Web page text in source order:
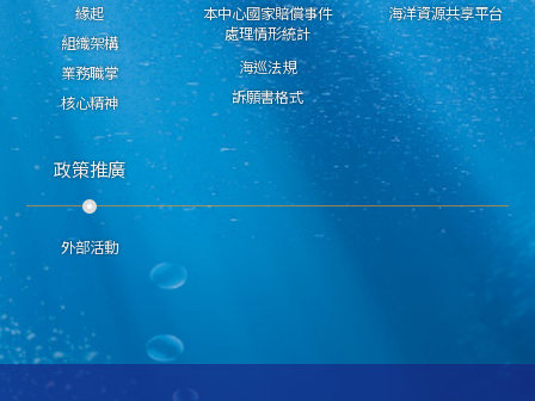
緣起
組織架構
業務職掌
核心精神
本中心國家賠償事件
處理情形統計
海巡法規
訴願書格式
海洋資源共享平台
政策推廣
外部活動